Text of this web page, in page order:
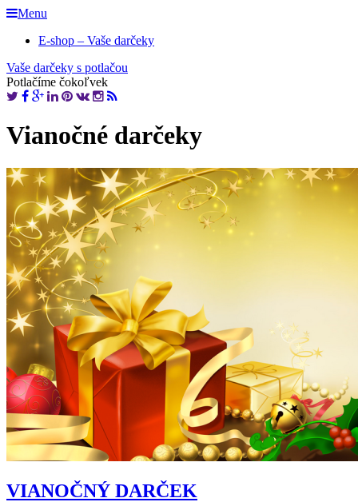
Menu
E-shop – Vaše darčeky
Vaše darčeky s potlačou
Potlačíme čokoľvek
Vianočné darčeky
VIANOČNÝ DARČEK